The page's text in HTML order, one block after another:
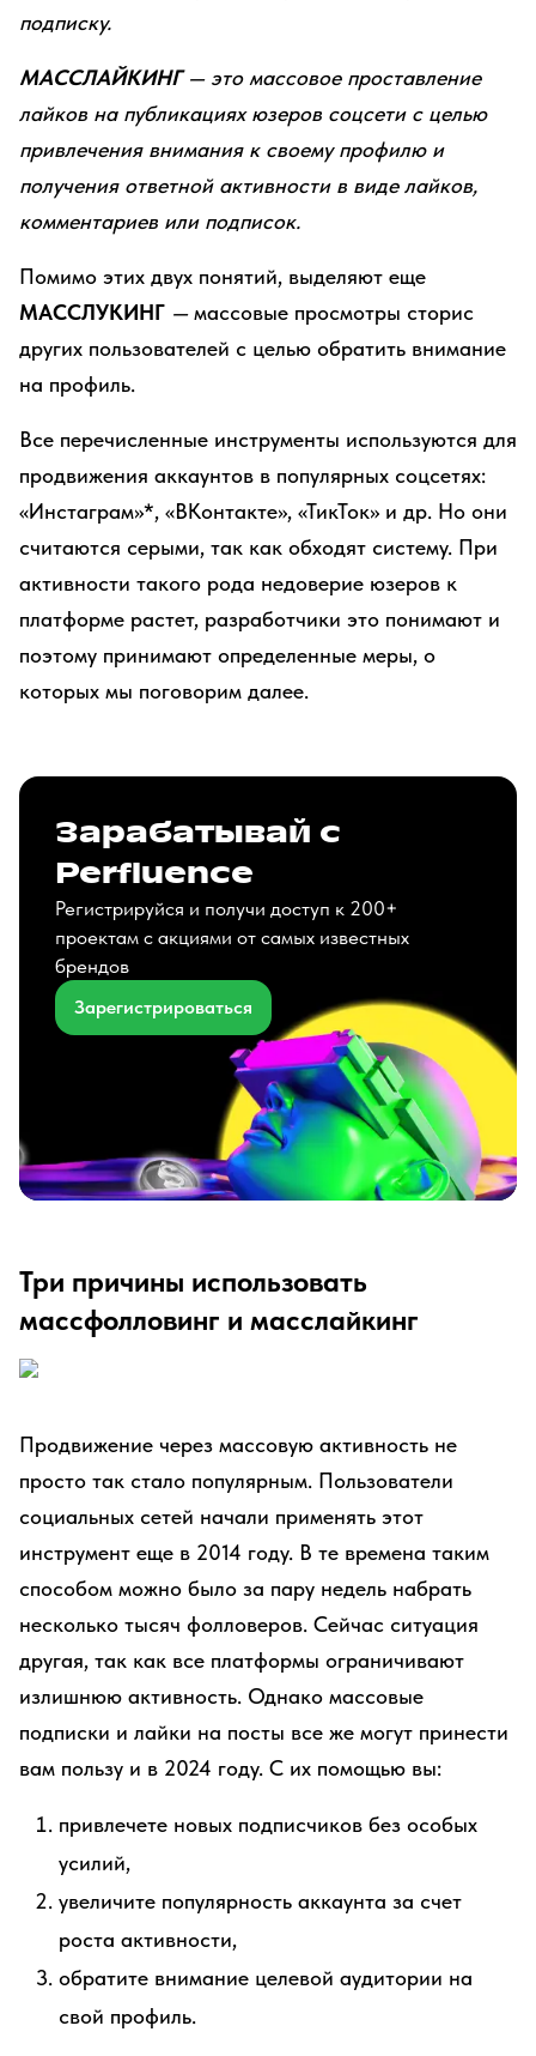
подписку.
МАССЛАЙКИНГ— это массовое проставление
лайков на публикациях юзеров соцсети с целью
привлечения внимания к своему профилю и
получения ответной активности в виде лайков,
комментариев или подписок.
Помимо этих двух понятий, выделяют еще
МАССЛУКИНГ —массовые просмотры сторис
других пользователей с целью обратить внимание
на профиль.
Все перечисленные инструменты используются для
продвижения аккаунтов в популярных соцсетях:
«Инстаграм»*, «ВКонтакте», «ТикТок» и др. Но они
считаются серыми, так как обходят систему. При
активности такого рода недоверие юзеров к
платформе растет, разработчики это понимают и
поэтому принимают определенные меры, о
которых мы поговорим далее.
Зарабатывай с
Perfluence
Регистрируйся и получи доступ к 200+
проектам с акциями от самых известных
брендов
Зарегистрироваться
Три причины использовать
массфолловинг и масслайкинг
Продвижение через массовую активность не
просто так стало популярным. Пользователи
социальных сетей начали применять этот
инструмент еще в 2014 году. В те времена таким
способом можно было за пару недель набрать
несколько тысяч фолловеров. Сейчас ситуация
другая, так как все платформы ограничивают
излишнюю активность. Однако массовые
подписки и лайки на посты все же могут принести
вам пользу и в 2024 году. С их помощью вы:
привлечете новых подписчиков без особых
усилий,
увеличите популярность аккаунта за счет
роста активности,
обратите внимание целевой аудитории на
свой профиль.